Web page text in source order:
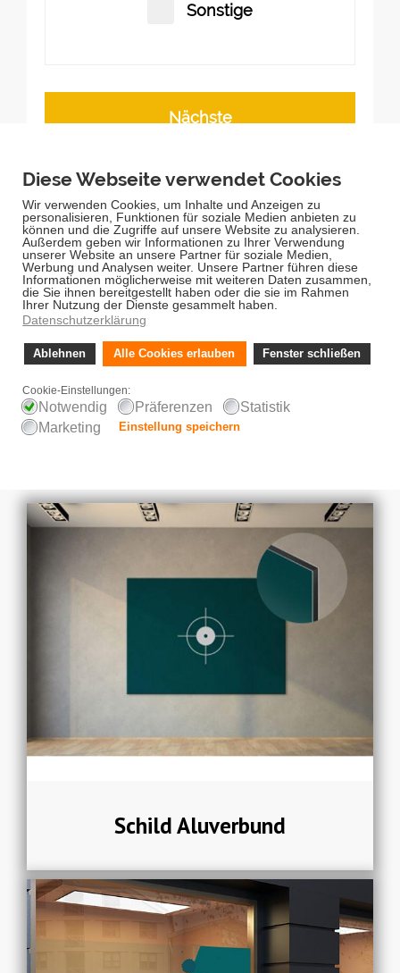
Sonstige
Nächste
Schnell, einfach
& sicher einkaufen!
Einkauf auch auf
Fair - Versandkosten-frei
Schild Aluverbund